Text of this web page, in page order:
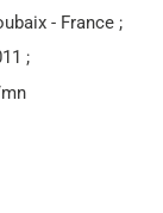
- France ;
;